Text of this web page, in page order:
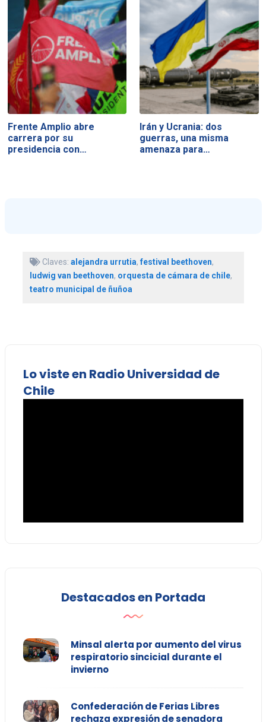
Frente Amplio abre
carrera por su
presidencia con…
Irán y Ucrania: dos
guerras, una misma
amenaza para…
Claves: alejandra urrutia,festival beethoven,
ludwig van beethoven, orquesta de cámara de chile,
teatro municipal de ñuñoa
Lo viste en Radio Universidad de
Chile
Destacados en Portada
Minsal alerta por aumento del virus
respiratorio sincicial durante el
invierno
Confederación de Ferias Libres
rechaza expresión de senadora